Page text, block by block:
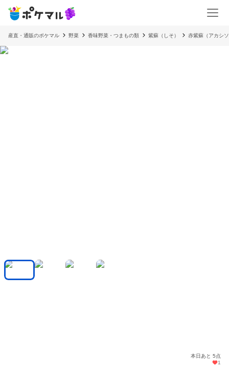
産直・通販のポケマル 野菜 香味野菜・つまもの類 紫蘇（しそ） 赤紫蘇（アカシ
本日あと 5点
1